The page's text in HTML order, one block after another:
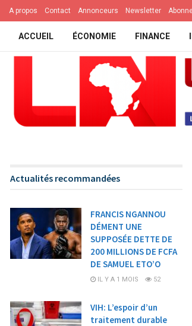
A propos Contact Annonceurs Newsletter
ACCUEIL ÉCONOMIE FINANCE
Actualités recommandées
FRANCIS NGANNOU
DÉMENT UNE
SUPPOSÉE DETTE DE
200 MILLIONS DE FCFA
DE SAMUEL ETO’O
IL Y A 1 MOIS 52
VIH: L’espoir d’un
traitement durable